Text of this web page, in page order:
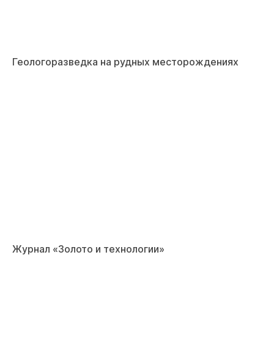
Геологоразведка на рудных месторождениях
Журнал «Золото и технологии»